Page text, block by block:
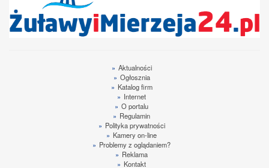
» Aktualności
» Ogłosznia
» Katalog firm
» Internet
» O portalu
» Regulamin
» Polityka prywatności
» Kamery on-line
» Problemy z oglądaniem?
» Reklama
» Kontakt